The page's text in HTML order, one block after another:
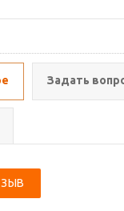
Задать